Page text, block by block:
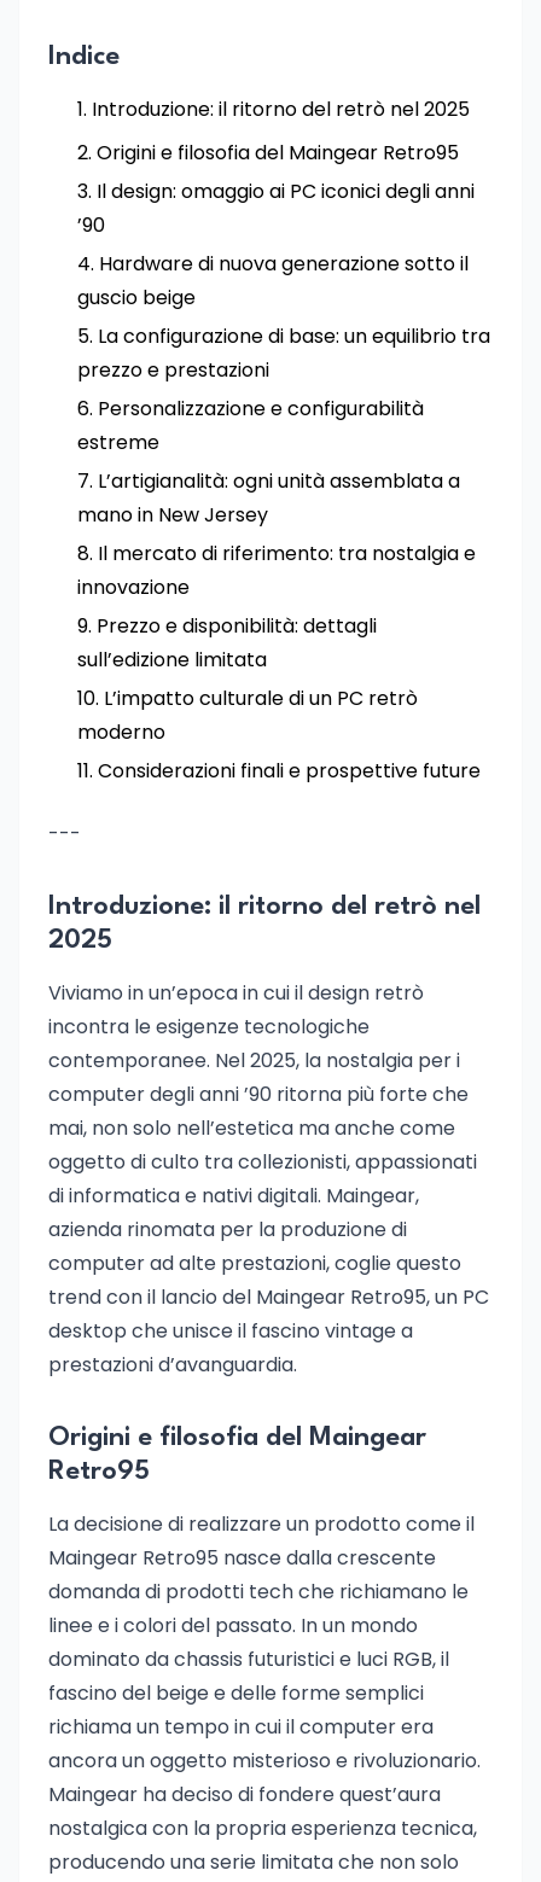
Indice
Introduzione: il ritorno del retrò nel 2025
Origini e filosofia del Maingear Retro95
Il design: omaggio ai PC iconici degli anni
’90
Hardware di nuova generazione sotto il
guscio beige
La configurazione di base: un equilibrio tra
prezzo e prestazioni
Personalizzazione e configurabilità
estreme
L’artigianalità: ogni unità assemblata a
mano in New Jersey
Il mercato di riferimento: tra nostalgia e
innovazione
Prezzo e disponibilità: dettagli
sull’edizione limitata
L’impatto culturale di un PC retrò
moderno
Considerazioni finali e prospettive future
---
Introduzione: il ritorno del retrò nel
2025
Viviamo in un’epoca in cui il design retrò
incontra le esigenze tecnologiche
contemporanee. Nel 2025, la nostalgia per i
computer degli anni ’90 ritorna più forte che
mai, non solo nell’estetica ma anche come
oggetto di culto tra collezionisti, appassionati
di informatica e nativi digitali. Maingear,
azienda rinomata per la produzione di
computer ad alte prestazioni, coglie questo
trend con il lancio del Maingear Retro95, un PC
desktop che unisce il fascino vintage a
prestazioni d’avanguardia.
Origini e filosofia del Maingear
Retro95
La decisione di realizzare un prodotto come il
Maingear Retro95 nasce dalla crescente
domanda di prodotti tech che richiamano le
linee e i colori del passato. In un mondo
dominato da chassis futuristici e luci RGB, il
fascino del beige e delle forme semplici
richiama un tempo in cui il computer era
ancora un oggetto misterioso e rivoluzionario.
Maingear ha deciso di fondere quest’aura
nostalgica con la propria esperienza tecnica,
producendo una serie limitata che non solo